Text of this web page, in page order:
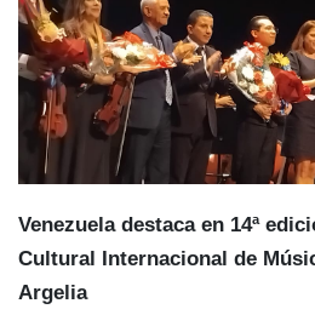
Venezuela destaca en 14ª
Cultural Internacional de
Argelia